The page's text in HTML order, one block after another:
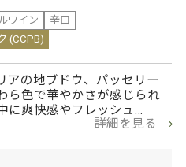
ワイン
辛口
(CCPB)
アの地ブドウ、パッセリー
ら色で華やかさが感じられ
に爽快感やフレッシュ…
詳細を見る